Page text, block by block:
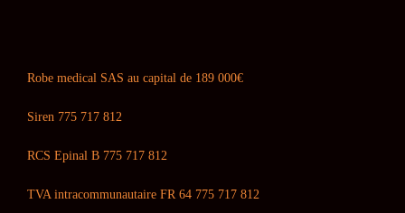
Robe medical SAS au capital de 189 000€
Siren 775 717 812
RCS Epinal B 775 717 812
TVA intracommunautaire FR 64 775 717 812